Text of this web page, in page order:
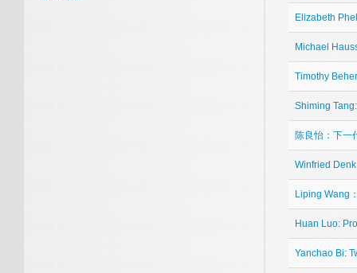
Elizabeth
Michael
Timothy
Shiming
陈良怡：下
Winfried
Liping Wang
Huan Luo:
Yanchao Bi: